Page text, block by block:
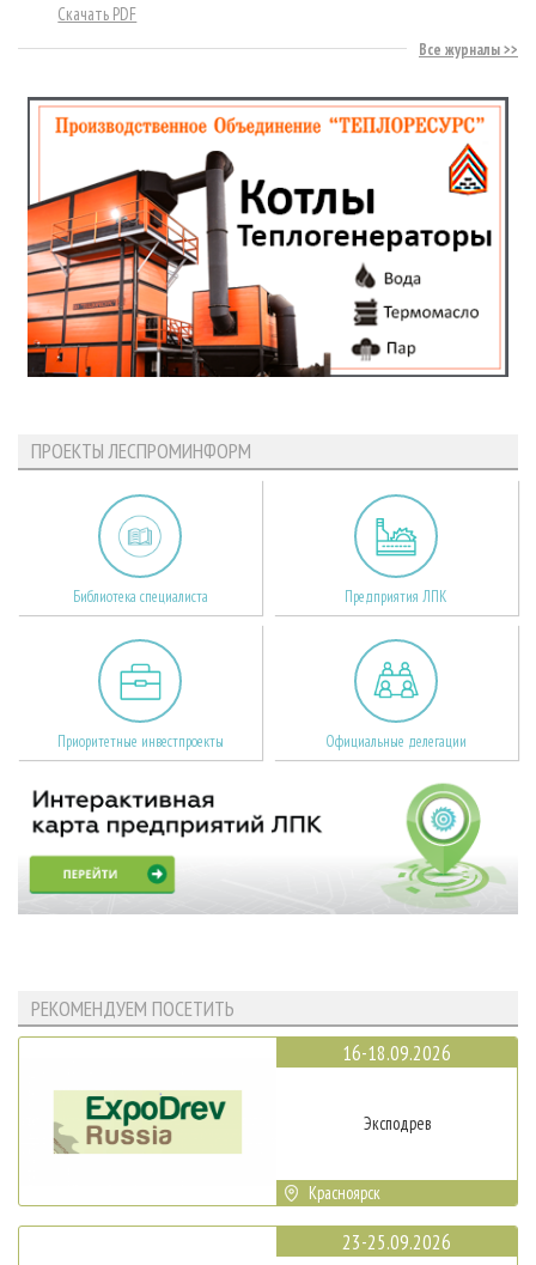
Скачать PDF
Все журналы
ПРОЕКТЫ ЛЕСПРОМИНФОРМ
Библиотека специалиста Предприятия ЛПК
Приоритетные инвестпроекты Официальные делегации
РЕКОМЕНДУЕМ ПОСЕТИТЬ
16-18.09.2026
Эксподрев
Красноярск
23-25.09.2026